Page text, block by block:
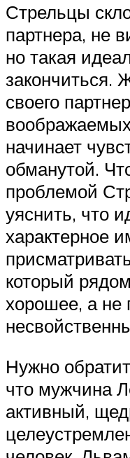
Стрельцы
партнера, не
но такая
закончиться.
своего
начинает
обманутой.
проблемой
уяснить, что
характерное
который
хорошее, а не
Нужно
что мужчина
активный,